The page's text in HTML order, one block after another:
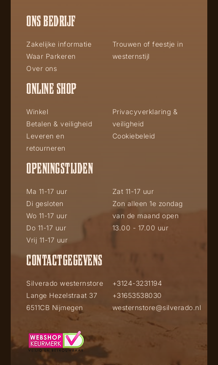
ONS BEDRIJF
Zakelijke informatie
Waar Parkeren
Over ons
Trouwen of feestje in
westernstijl
ONLINE SHOP
Winkel
Betalen & veiligheid
Leveren en
retourneren
Privacyverklaring &
veiligheid
Cookiebeleid
OPENINGSTIJDEN
Ma 11-17 uur
Di gesloten
Wo 11-17 uur
Do 11-17 uur
Vrij 11-17 uur
Zat 11-17 uur
Zon alleen 1e zondag
van de maand open
13.00 - 17.00 uur
CONTACTGEGEVENS
Silverado westernstore
Lange Hezelstraat 37
6511CB Nijmegen
+3124-3231194
+31653538030
westernstore@silverado.nl